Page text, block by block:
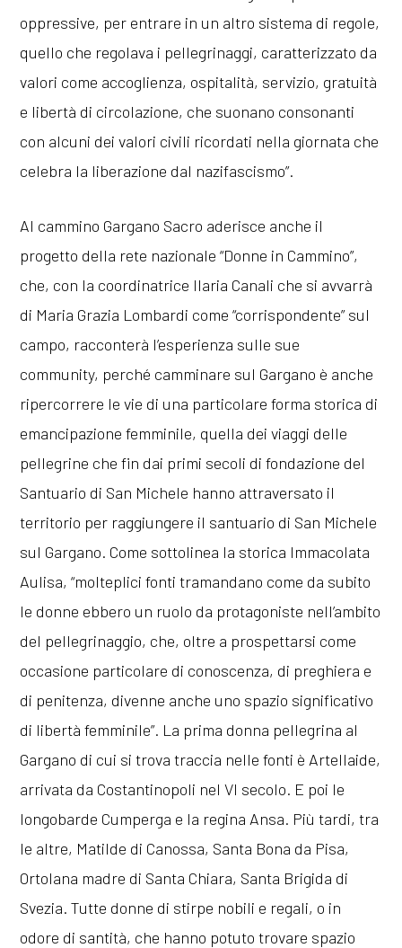
oppressive, per entrare in un altro sistema di regole,
quello che regolava i pellegrinaggi, caratterizzato da
valori come accoglienza, ospitalità, servizio, gratuità
e libertà di circolazione, che suonano consonanti
con alcuni dei valori civili ricordati nella giornata che
celebra la liberazione dal nazifascismo”.
Al cammino Gargano Sacro aderisce anche il
progetto della rete nazionale “Donne in Cammino”,
che, con la coordinatrice Ilaria Canali che si avvarrà
di Maria Grazia Lombardi come “corrispondente” sul
campo, racconterà l’esperienza sulle sue
community, perché camminare sul Gargano è anche
ripercorrere le vie di una particolare forma storica di
emancipazione femminile, quella dei viaggi delle
pellegrine che fin dai primi secoli di fondazione del
Santuario di San Michele hanno attraversato il
territorio per raggiungere il santuario di San Michele
sul Gargano. Come sottolinea la storica Immacolata
Aulisa, “molteplici fonti tramandano come da subito
le donne ebbero un ruolo da protagoniste nell’ambito
del pellegrinaggio, che, oltre a prospettarsi come
occasione particolare di conoscenza, di preghiera e
di penitenza, divenne anche uno spazio significativo
di libertà femminile”. La prima donna pellegrina al
Gargano di cui si trova traccia nelle fonti è Artellaide,
arrivata da Costantinopoli nel VI secolo. E poi le
longobarde Cumperga e la regina Ansa. Più tardi, tra
le altre, Matilde di Canossa, Santa Bona da Pisa,
Ortolana madre di Santa Chiara, Santa Brigida di
Svezia. Tutte donne di stirpe nobili e regali, o in
odore di santità, che hanno potuto trovare spazio